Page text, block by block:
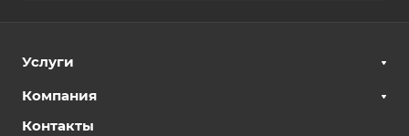
Услуги
Компания
Контакты